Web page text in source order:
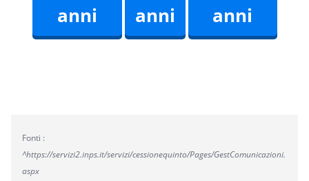
anni
anni
anni
Fonti :
^https://servizi2.inps.it/servizi/cessionequinto/Pages/GestComunicazioni.
aspx